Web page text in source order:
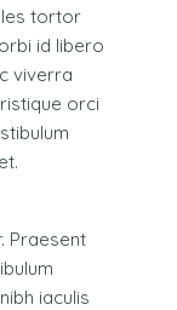
tortor
id libero
viverra
orci
Praesent
iaculis